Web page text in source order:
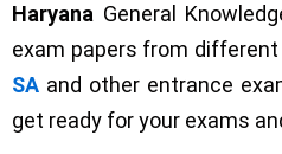
Haryana General
exam papers from
SA and other entrance
get ready for your exams